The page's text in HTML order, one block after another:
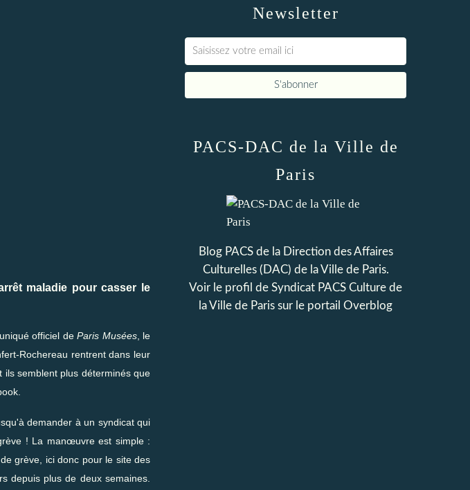
maladie pour casser le
officiel deParis Musées, le
Rochereau rentrent dans leur
semblent plus déterminés que
demander à un syndicat qui
! La manœuvre est simple :
grève, ici donc pour le site des
depuis plus de deux semaines.
Newsletter
PACS-DAC de la Ville de
Paris
Blog PACS de la Direction des Affaires
Culturelles (DAC) de la Ville de Paris.
Voir le profil de Syndicat PACS Culture de
la Ville de Paris sur le portail Overblog